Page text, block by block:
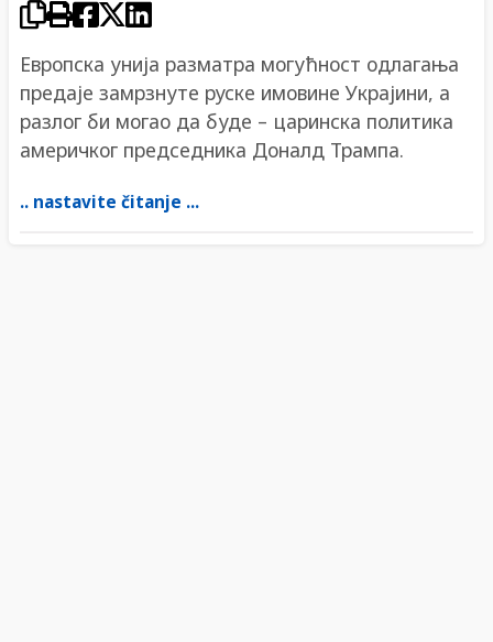
Европска унија разматра могућност одлагања
предаје замрзнуте руске имовине Украјини, а
разлог би могао да буде – царинска политика
америчког председника Доналд Трампа.
.. nastavite čitanje ...